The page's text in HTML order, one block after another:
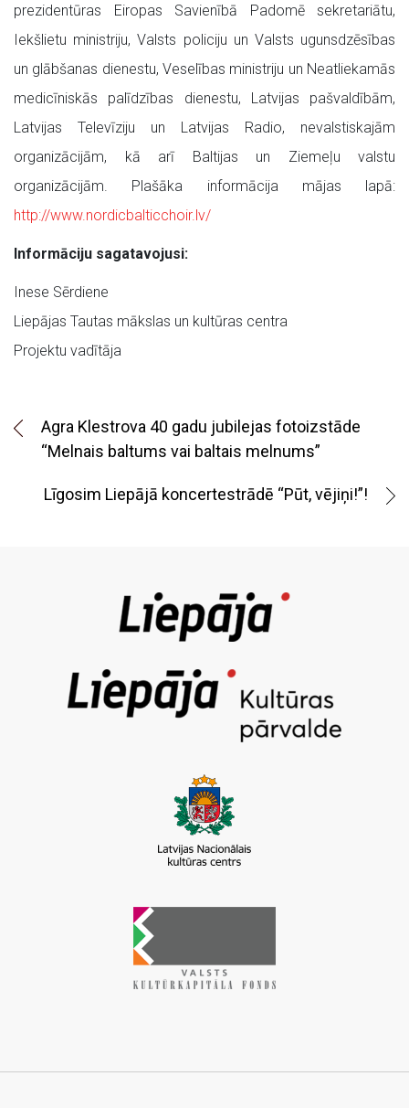
prezidentūras Eiropas Savienībā Padomē sekretariātu,
Iekšlietu ministriju, Valsts policiju un Valsts ugunsdzēsības
un glābšanas dienestu, Veselības ministriju un Neatliekamās
medicīniskās palīdzības dienestu, Latvijas pašvaldībām,
Latvijas Televīziju un Latvijas Radio, nevalstiskajām
organizācijām, kā arī Baltijas un Ziemeļu valstu
organizācijām. Plašāka informācija mājas lapā:
http://www.nordicbalticchoir.lv/
Informāciju sagatavojusi:
Inese Sērdiene
Liepājas Tautas mākslas un kultūras centra
Projektu vadītāja
Agra Klestrova 40 gadu jubilejas fotoizstāde
“Melnais baltums vai baltais melnums”
Līgosim Liepājā koncertestrādē “Pūt, vējiņi!”!